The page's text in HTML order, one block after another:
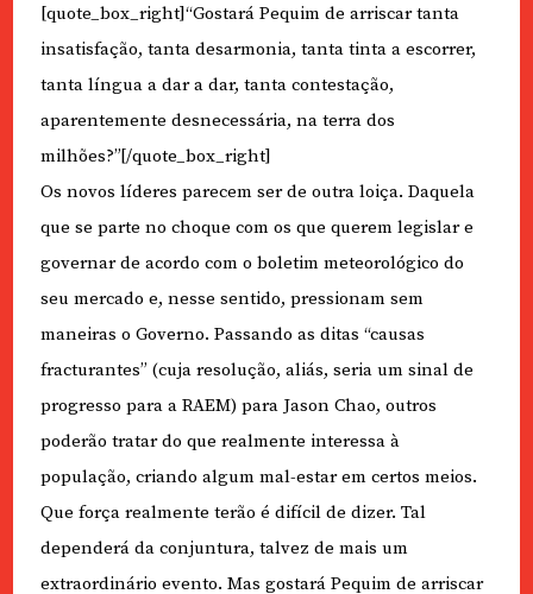
[quote_box_right]“Gostará Pequim de arriscar tanta
insatisfação, tanta desarmonia, tanta tinta a escorrer,
tanta língua a dar a dar, tanta contestação,
aparentemente desnecessária, na terra dos
milhões?”[/quote_box_right]
Os novos líderes parecem ser de outra loiça. Daquela
que se parte no choque com os que querem legislar e
governar de acordo com o boletim meteorológico do
seu mercado e, nesse sentido, pressionam sem
maneiras o Governo. Passando as ditas “causas
fracturantes” (cuja resolução, aliás, seria um sinal de
progresso para a RAEM) para Jason Chao, outros
poderão tratar do que realmente interessa à
população, criando algum mal-estar em certos meios.
Que força realmente terão é difícil de dizer. Tal
dependerá da conjuntura, talvez de mais um
extraordinário evento. Mas gostará Pequim de arriscar